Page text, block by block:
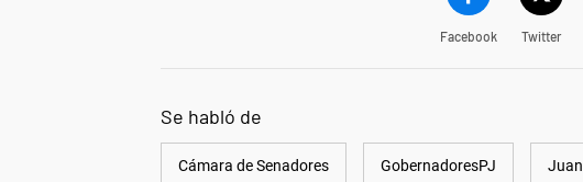
Facebook Twitter
Se habló de
Cámara de Senadores GobernadoresPJ